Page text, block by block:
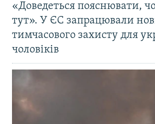
«Доведеться пояснювати,
тут». У ЄС запрацювали
тимчасового захисту для
чоловіків